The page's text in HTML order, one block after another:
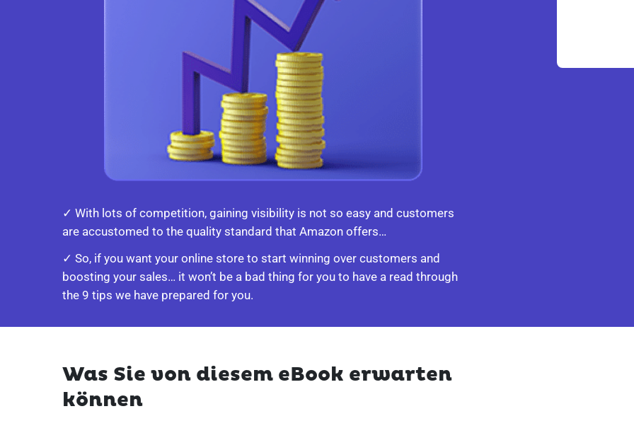
✓ With lots of competition, gaining visibility is not so easy and customers
are accustomed to the quality standard that Amazon offers…
✓ So, if you want your online store to start winning over customers and
boosting your sales… it won’t be a bad thing for you to have a read through
the 9 tips we have prepared for you.
Was Sie von diesem eBook erwarten
können